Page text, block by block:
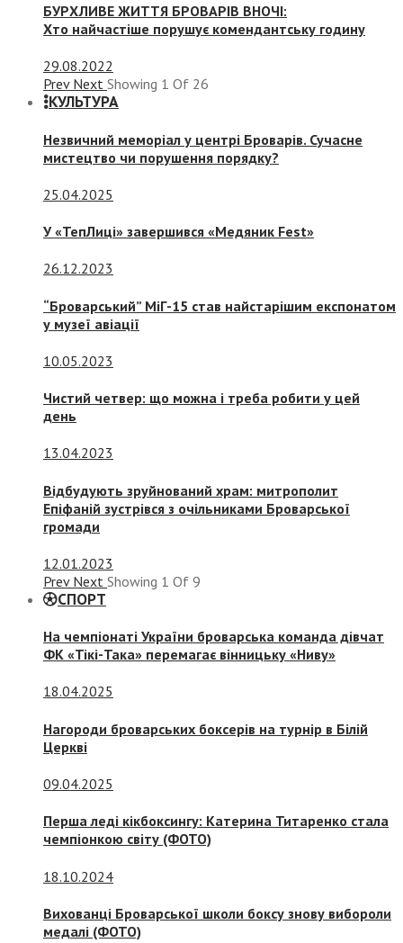
БУРХЛИВЕ ЖИТТЯ БРОВАРІВ ВНОЧІ:
Хто найчастіше порушує комендантську годину
29.08.2022
Prev Next Showing 1 Of 26
КУЛЬТУРА
Незвичний меморіал у центрі Броварів. Сучасне
мистецтво чи порушення порядку?
25.04.2025
У «ТепЛиці» завершився «Медяник Fest»
26.12.2023
“Броварський” МіГ-15 став найстарішим експонатом
у музеї авіації
10.05.2023
Чистий четвер: що можна і треба робити у цей
день
13.04.2023
Відбудують зруйнований храм: митрополит
Епіфаній зустрівся з очільниками Броварської
громади
12.01.2023
Prev Next Showing 1 Of 9
СПОРТ
На чемпіонаті України броварська команда дівчат
ФК «Тікі-Така» перемагає вінницьку «Ниву»
18.04.2025
Нагороди броварських боксерів на турнір в Білій
Церкві
09.04.2025
Перша леді кікбоксингу: Катерина Титаренко стала
чемпіонкою світу (ФОТО)
18.10.2024
Вихованці Броварської школи боксу знову вибороли
медалі (ФОТО)